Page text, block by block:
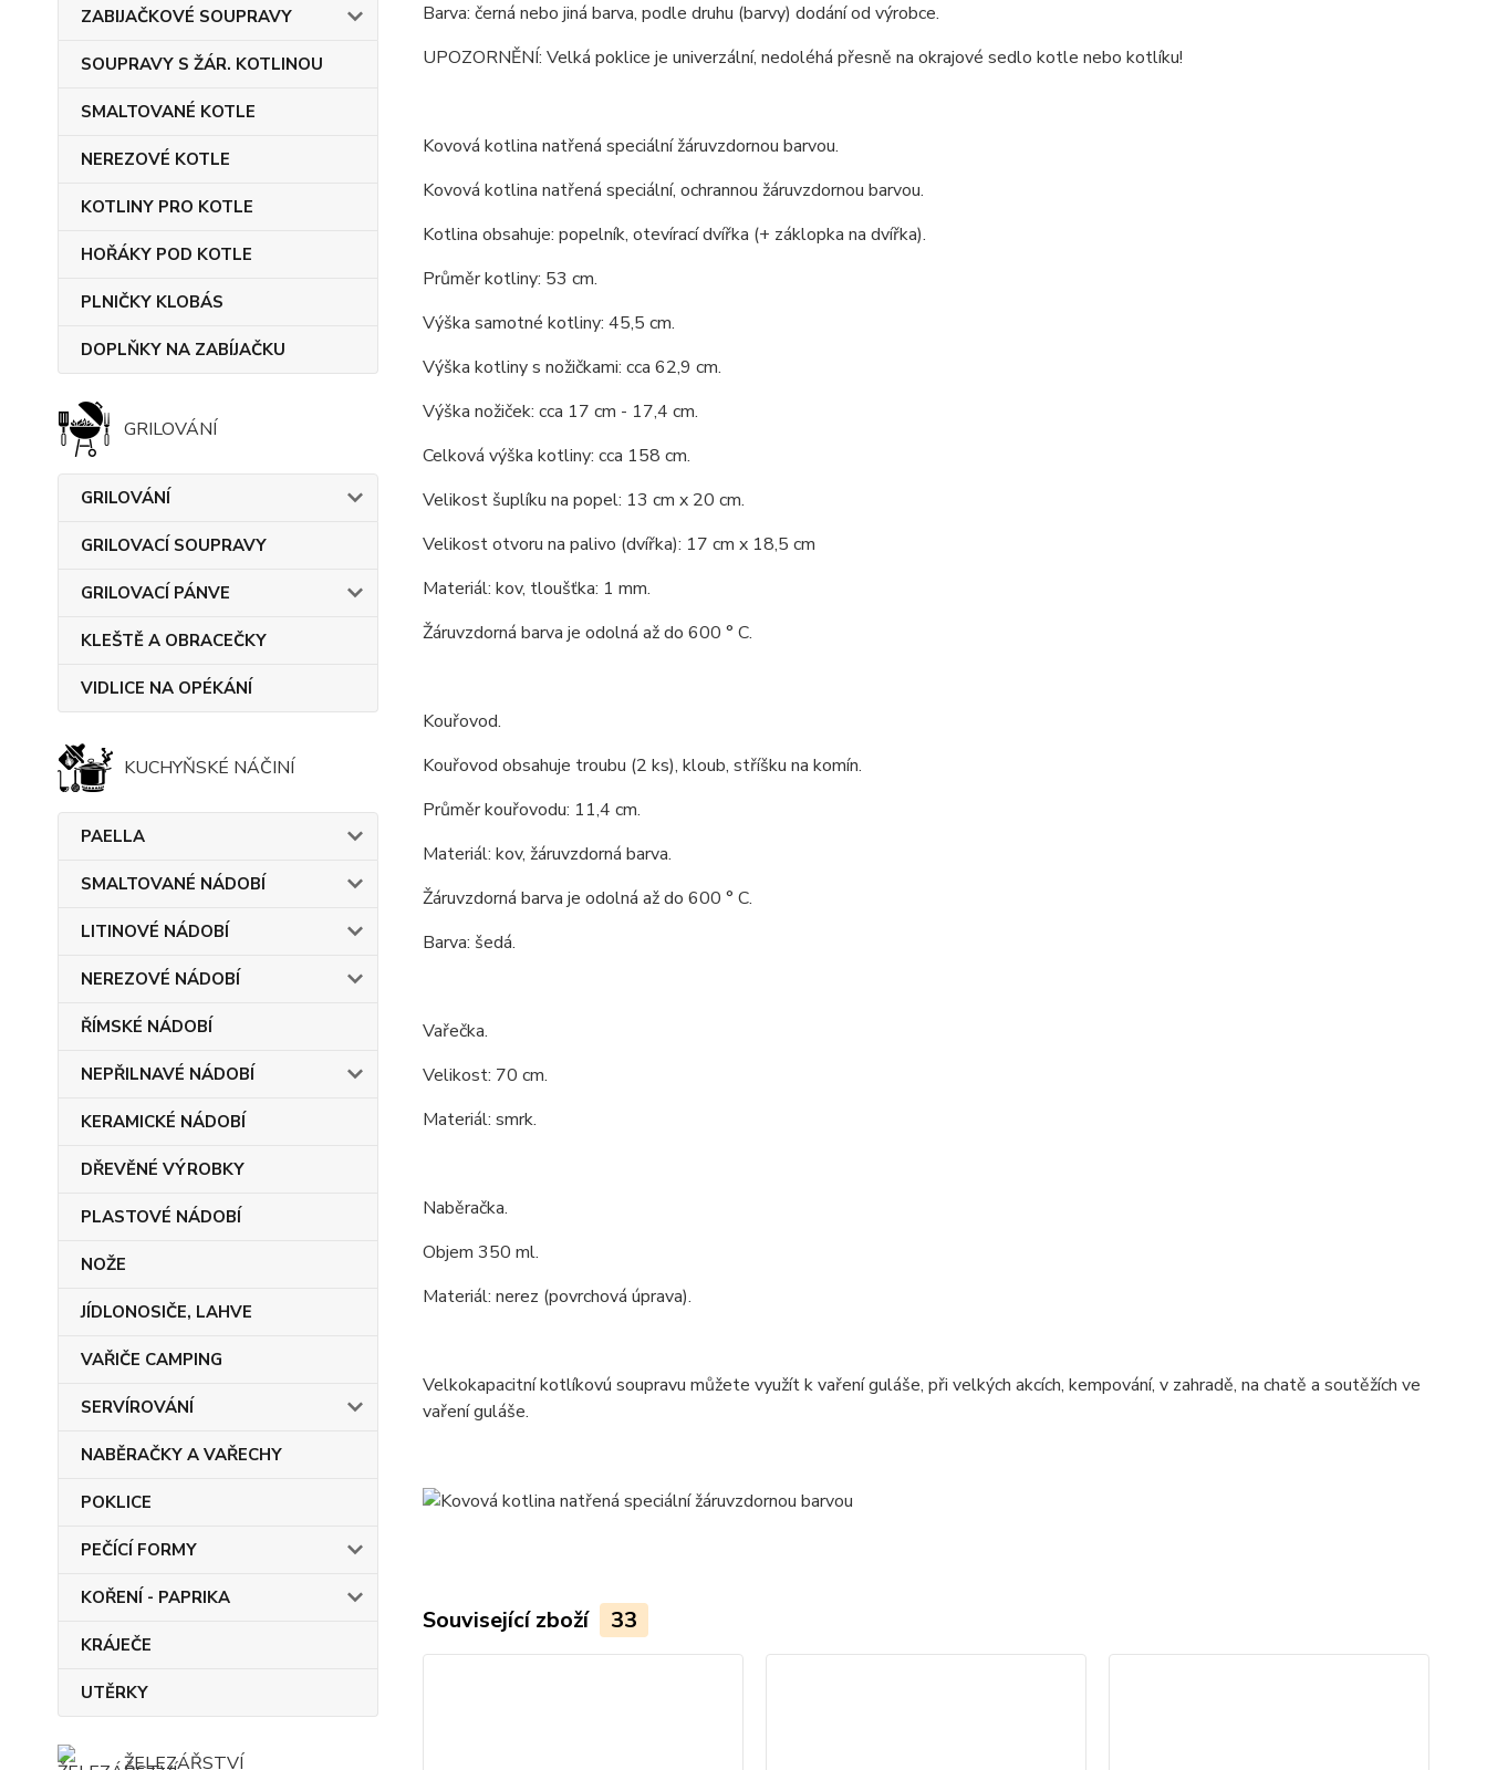
ZABIJAČKOVÉ SOUPRAVY
SOUPRAVY S ŽÁR. KOTLINOU
SMALTOVANÉ KOTLE
NEREZOVÉ KOTLE
KOTLINY PRO KOTLE
HOŘÁKY POD KOTLE
PLNIČKY KLOBÁS
DOPLŇKY NA ZABÍJAČKU
GRILOVÁNÍ
GRILOVÁNÍ
GRILOVACÍ SOUPRAVY
GRILOVACÍ PÁNVE
KLEŠTĚ A OBRACEČKY
VIDLICE NA OPÉKÁNÍ
KUCHYŇSKÉ NÁČINÍ
PAELLA
SMALTOVANÉ NÁDOBÍ
LITINOVÉ NÁDOBÍ
NEREZOVÉ NÁDOBÍ
ŘÍMSKÉ NÁDOBÍ
NEPŘILNAVÉ NÁDOBÍ
KERAMICKÉ NÁDOBÍ
DŘEVĚNÉ VÝROBKY
PLASTOVÉ NÁDOBÍ
NOŽE
JÍDLONOSIČE, LAHVE
VAŘIČE CAMPING
SERVÍROVÁNÍ
NABĚRAČKY A VAŘECHY
POKLICE
PEČÍCÍ FORMY
KOŘENÍ - PAPRIKA
KRÁJEČE
UTĚRKY
ŽELEZÁŘSTVÍ
Barva: černá nebo jiná barva, podle druhu (barvy) dodání od výrobce.
UPOZORNĚNÍ: Velká poklice je univerzální, nedoléhá přesně na okrajové sedlo kotle nebo kotlíku!
Kovová kotlina natřená speciální žáruvzdornou barvou.
Kovová kotlina natřená speciální, ochrannou žáruvzdornou barvou.
Kotlina obsahuje: popelník, otevírací dvířka (+ záklopka na dvířka).
Průměr kotliny: 53 cm.
Výška samotné kotliny: 45,5 cm.
Výška kotliny s nožičkami: cca 62,9 cm.
Výška nožiček: cca 17 cm - 17,4 cm.
Celková výška kotliny: cca 158 cm.
Velikost šuplíku na popel: 13 cm x 20 cm.
Velikost otvoru na palivo (dvířka): 17 cm x 18,5 cm
Materiál: kov, tloušťka: 1 mm.
Žáruvzdorná barva je odolná až do 600 ° C.
Kouřovod.
Kouřovod obsahuje troubu (2 ks), kloub, stříšku na komín.
Průměr kouřovodu: 11,4 cm.
Materiál: kov, žáruvzdorná barva.
Žáruvzdorná barva je odolná až do 600 ° C.
Barva: šedá.
Vařečka.
Velikost: 70 cm.
Materiál: smrk.
Naběračka.
Objem 350 ml.
Materiál: nerez (povrchová úprava).
Velkokapacitní kotlíkovú soupravu můžete využít k vaření guláše, při velkých akcích, kempování, v zahradě, na chatě a soutěžích ve
vaření guláše.
Související zboží 33